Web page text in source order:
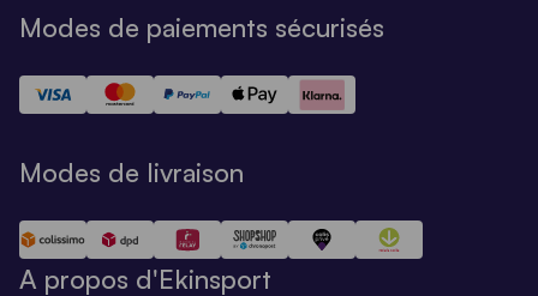
Modes de paiements sécurisés
Modes de livraison
A propos d'Ekinsport